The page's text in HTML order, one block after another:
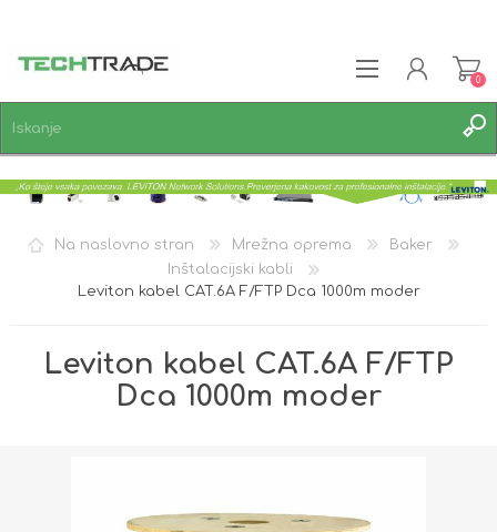
PRIJAVA
0
Na naslovno stran Mrežna oprema
Baker
Inštalacijski kabli
Leviton kabel CAT.6A F/FTP Dca 1000m moder
Leviton kabel CAT.6A F/FTP
Dca 1000m moder